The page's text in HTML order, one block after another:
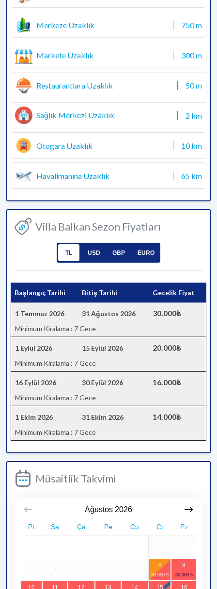
Merkeze Uzaklık 750 m
Markete Uzaklık 300 m
Restaurantlara Uzaklık 50 m
Sağlık Merkezi Uzaklık 2 km
Otogara Uzaklık 10 km
Havalimanına Uzaklık 65 km
Villa Balkan Sezon Fiyatları
TL USD GBP EURO
Başlangıç Tarihi Bitiş Tarihi Gecelik Fiyat
1 Temmuz 2026 31 Ağustos 2026 30.000₺
Minimum Kiralama : 7 Gece
1 Eylül 2026 15 Eylül 2026 20.000₺
Minimum Kiralama : 7 Gece
16 Eylül 2026 30 Eylül 2026 16.000₺
Minimum Kiralama : 7 Gece
1 Ekim 2026 31 Ekim 2026 14.000₺
Minimum Kiralama : 7 Gece
Müsaitlik Takvimi
Ağustos 2026
Pt Sa Ça Pe Cu Ct Pz
8 9